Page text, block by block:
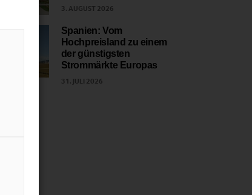
3. AUGUST 2026
Spanien: Vom
Hochpreisland zu einem
der günstigsten
Strommärkte Europas
31. JULI 2026